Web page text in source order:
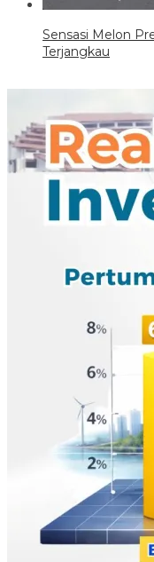
Sensasi Melon
Terjangkau